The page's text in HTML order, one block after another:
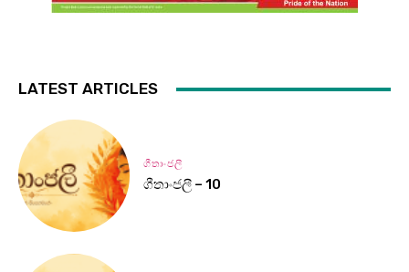
LATEST ARTICLES
ගීතාංජලී
ගීතාංජලී – 10